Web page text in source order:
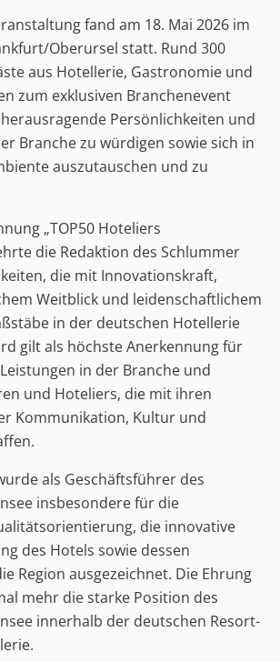
fand am 18. Mai 2026 im
Oberursel statt. Rund 300
aus Hotellerie, Gastronomie und
zum exklusiven Branchenevent
Persönlichkeiten und
Branche zu würdigen sowie sich in
auszutauschen und zu
„TOP50 Hoteliers
die Redaktion des Schlummer
die mit Innovationskraft,
Weitblick und leidenschaftlichem
in der deutschen Hotellerie
gilt als höchste Anerkennung für
in der Branche und
und Hoteliers, die mit ihren
Kommunikation, Kultur und
als Geschäftsführer des
insbesondere für die
die innovative
des Hotels sowie dessen
Region ausgezeichnet. Die Ehrung
mehr die starke Position des
innerhalb der deutschen Resort-